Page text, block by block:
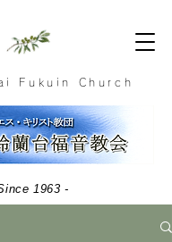
Fukuin Church
1963 -